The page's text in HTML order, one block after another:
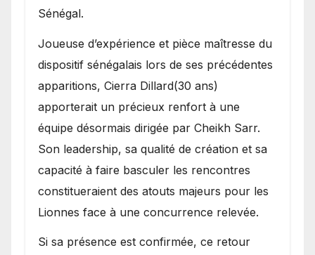
Sénégal.
Joueuse d’expérience et pièce maîtresse du
dispositif sénégalais lors de ses précédentes
apparitions, Cierra Dillard(30 ans)
apporterait un précieux renfort à une
équipe désormais dirigée par Cheikh Sarr.
Son leadership, sa qualité de création et sa
capacité à faire basculer les rencontres
constitueraient des atouts majeurs pour les
Lionnes face à une concurrence relevée.
Si sa présence est confirmée, ce retour